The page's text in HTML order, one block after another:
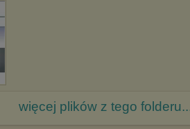
więcej plików z tego